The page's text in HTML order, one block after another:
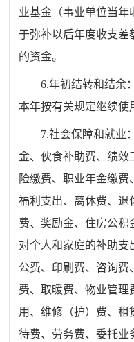
业基金（事业单位当年
于弥补以后年度收支差
的资金。
6.年初结转和结余
本年按有关规定继续使
7.社会保障和就业
金、伙食补助费、绩效
险缴费、职业年金缴
福利支出、离休费、退
费、奖励金、住房公积
对个人和家庭的补助支
公费、印刷费、咨询费
费、取暖费、物业管理
用、维修（护）费、租
待费、劳务费、委托业